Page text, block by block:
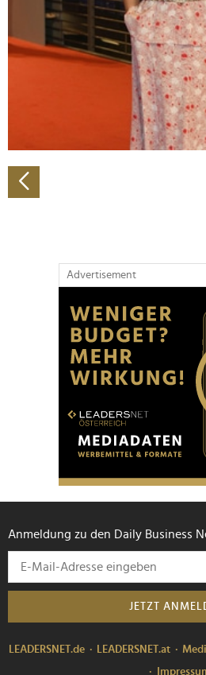
Wir verwenden Cookies, um
personalisieren, Funktionen für
zu können und die Zugriffe auf
analysieren. Außerdem geben
Verwendung unserer Website an
soziale Medien, Werbung und
Partner führen diese
weiteren Daten zusammen, die
gesammelt haben.
Advertisement
Anmeldung zu den Daily Business
JETZT
LEADERSNET.de LEADERSNET.at